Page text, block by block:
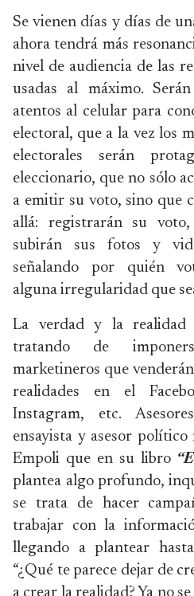
Se vienen días y días de
ahora tendrá más
nivel de audiencia de las
usadas al máximo.
atentos al celular para
electoral, que a la vez los
electorales serán
eleccionario, que no sólo
a emitir su voto, sino que
allá: registrarán su
subirán sus fotos y
señalando por quién
alguna irregularidad que
La verdad y la realidad
tratando de
marketineros que
realidades en el
Instagram, etc.
ensayista y asesor
Empoli que en su libro
plantea algo profundo,
se trata de hacer
trabajar con la
llegando a plantear
“¿Qué te parece dejar de
a crear la realidad? Ya no